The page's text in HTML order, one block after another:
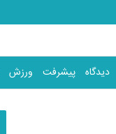
دیدگاه پیشرفت ورزش